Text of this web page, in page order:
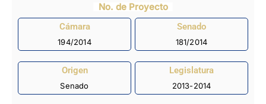
No. de Proyecto
Cámara
194/2014
Senado
181/2014
Origen
Senado
Legislatura
2013-2014